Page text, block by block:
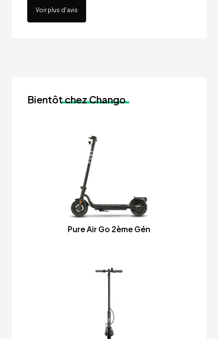
Voir plus d'avis
Bientôtchez Chango
Pure Air Go 2ème Gén